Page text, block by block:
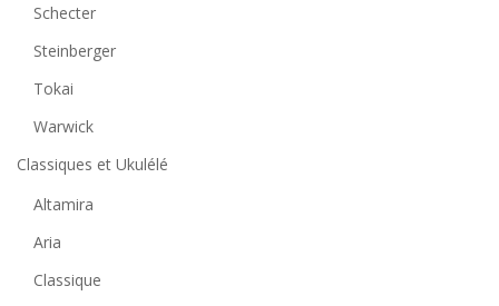
Schecter
Steinberger
Tokai
Warwick
Classiques et Ukulélé
Altamira
Aria
Classique